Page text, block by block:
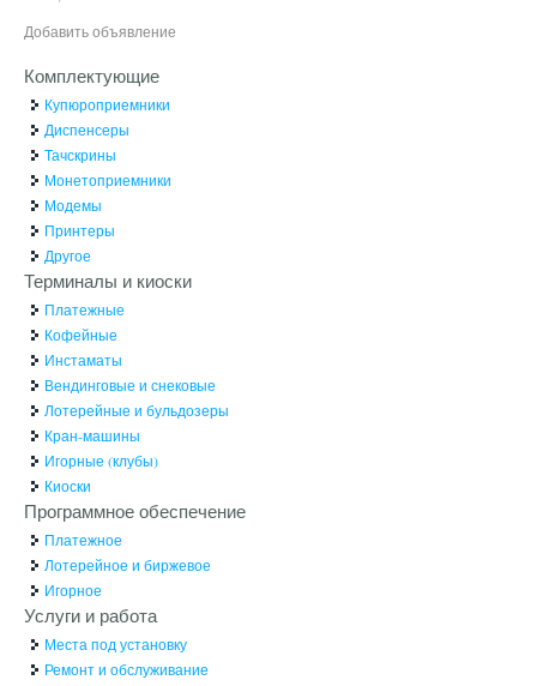
Добавить объявление
Комплектующие
Купюроприемники
Диспенсеры
Тачскрины
Монетоприемники
Модемы
Принтеры
Другое
Терминалы и киоски
Платежные
Кофейные
Инстаматы
Вендинговые и снековые
Лотерейные и бульдозеры
Кран-машины
Игорные (клубы)
Киоски
Программное обеспечение
Платежное
Лотерейное и биржевое
Игорное
Услуги и работа
Места под установку
Ремонт и обслуживание